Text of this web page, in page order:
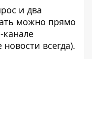
и два
можно прямо
всегда).